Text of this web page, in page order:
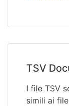
TSV
I file TSV
simili ai